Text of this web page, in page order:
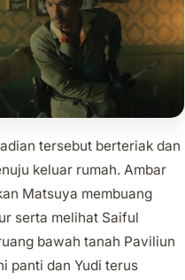
tersebut berteriak dan
keluar rumah. Ambar
Matsuya membuang
serta melihat Saiful
bawah tanah Paviliun
panti dan Yudi terus